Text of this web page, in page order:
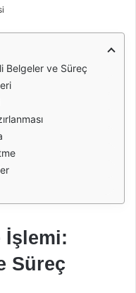
Belgeler ve Süreç
İşlemi:
Süreç